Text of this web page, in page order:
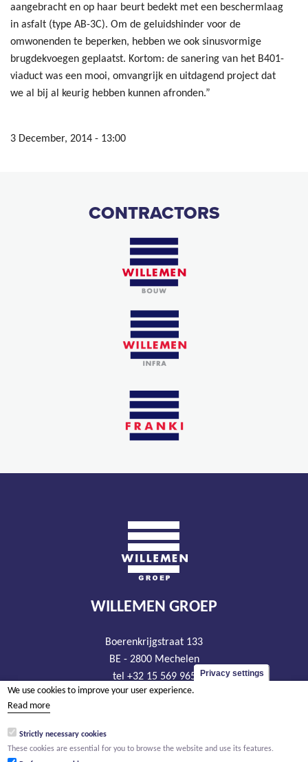
aangebracht en op haar beurt bedekt met een beschermlaag
in asfalt (type AB-3C). Om de geluidshinder voor de
omwonenden te beperken, hebben we ook sinusvormige
brugdekvoegen geplaatst. Kortom: de sanering van het B401-
viaduct was een mooi, omvangrijk en uitdagend project dat
we al bij al keurig hebben kunnen afronden.”
3 December, 2014 - 13:00
CONTRACTORS
WILLEMEN GROEP
Boerenkrijgstraat 133
BE - 2800 Mechelen
tel +32 15 569 965
groep@willemen.be
RLP Antwerp, department Mechelen
Privacy settings
We use cookies to improve your user experience.
Read more
Strictly necessary cookies
These cookies are essential for you to browse the website and use its features.